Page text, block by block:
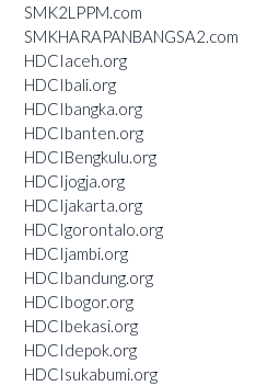
SMK2LPPM.com
SMKHARAPANBANGSA2.com
HDCIaceh.org
HDCIbali.org
HDCIbangka.org
HDCIbanten.org
HDCIBengkulu.org
HDCIjogja.org
HDCIjakarta.org
HDCIgorontalo.org
HDCIjambi.org
HDCIbandung.org
HDCIbogor.org
HDCIbekasi.org
HDCIdepok.org
HDCIsukabumi.org